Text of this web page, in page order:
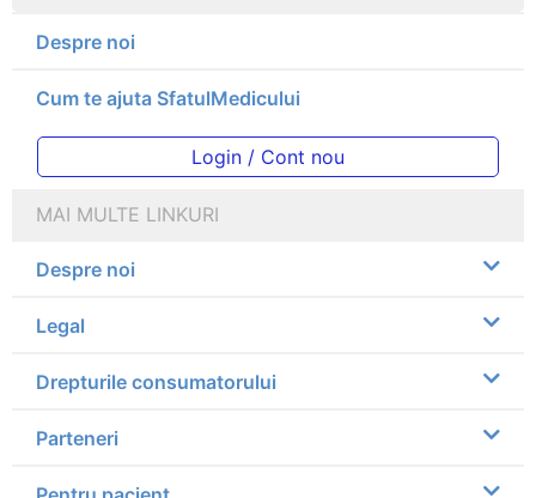
Despre noi
Cum te ajuta SfatulMedicului
Login / Cont nou
MAI MULTE LINKURI
Despre noi
Legal
Drepturile consumatorului
Parteneri